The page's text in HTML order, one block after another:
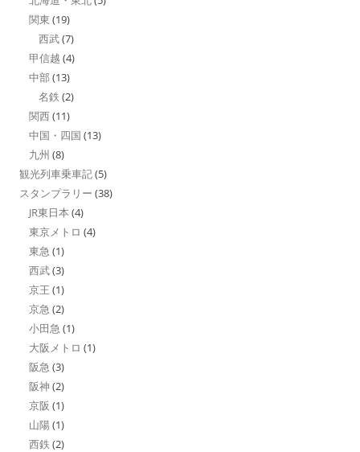
関東 (19)
西武(7)
甲信越 (4)
中部 (13)
名鉄 (2)
関西(11)
中国・四国 (13)
九州 (8)
観光列車乗車記(5)
スタンプラリー (38)
JR東日本 (4)
東京メトロ (4)
東急 (1)
西武(3)
京王 (1)
京急 (2)
小田急 (1)
大阪メトロ (1)
阪急 (3)
阪神 (2)
京阪 (1)
山陽 (1)
西鉄 (2)